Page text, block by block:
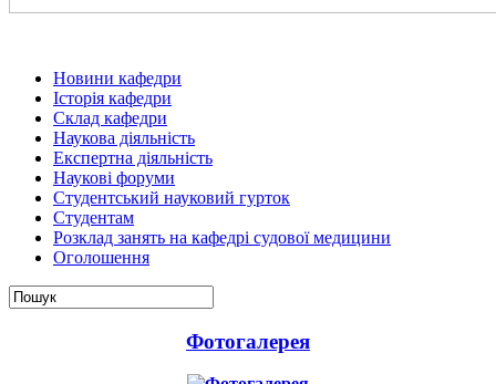
Новини кафедри
Історія кафедри
Склад кафедри
Наукова діяльність
Експертна діяльність
Наукові форуми
Студентський науковий гурток
Студентам
Розклад занять на кафедрі судової медицини
Оголошення
Фотогалерея